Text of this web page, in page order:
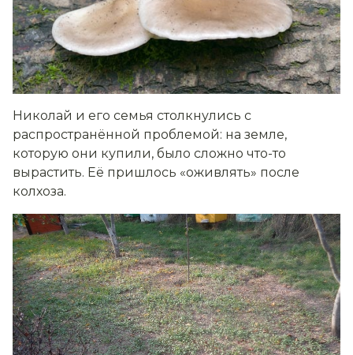
Николай и его семья столкнулись с
распространённой проблемой: на земле,
которую они купили, было сложно что-то
вырастить. Её пришлось «оживлять» после
колхоза.